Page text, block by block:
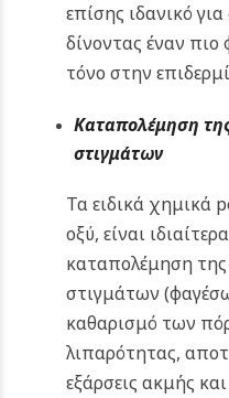
επίσης ιδανικό
δίνοντας έναν
τόνο στην
Καταπολέμηση
στιγμάτων
Τα ειδικά χημικά
οξύ, είναι
καταπολέμηση
στιγμάτων
καθαρισμό των
λιπαρότητας,
εξάρσεις ακμής